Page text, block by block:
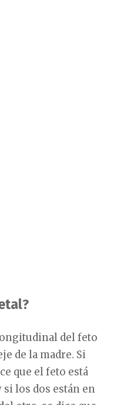
del feto
de la madre. Si
que el feto está
los dos están en